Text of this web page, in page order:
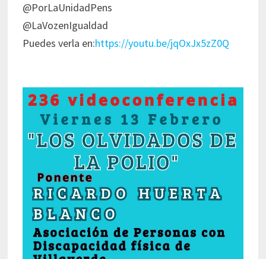
@PorLaUnidadPens
@LaVozenIgualdad
Puedes verla en:https://youtu.be/jqOxJx5zZ0Q